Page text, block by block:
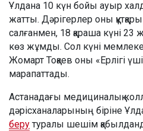
Ұлдана 10 күн бойы ауыр
жатты. Дәрігерлер оны
салғанмен, 18 қараша күні
көз жұмды. Сол күні
Жомарт Тоқаев оны «Ерлігі
марапаттады.
Астанадағы медициналық
дәрісханаларының біріне
беру туралы шешім